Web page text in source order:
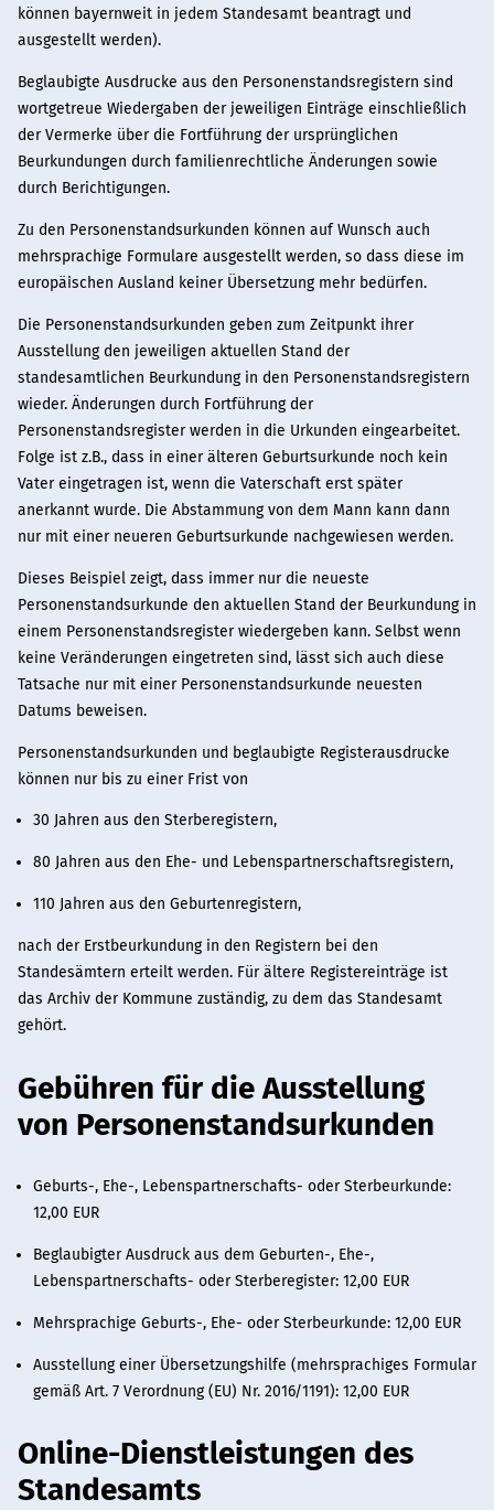
können bayernweit in jedem Standesamt beantragt und
ausgestellt werden).
Beglaubigte Ausdrucke aus den Personenstandsregistern sind
wortgetreue Wiedergaben der jeweiligen Einträge einschließlich
der Vermerke über die Fortführung der ursprünglichen
Beurkundungen durch familienrechtliche Änderungen sowie
durch Berichtigungen.
Zu den Personenstandsurkunden können auf Wunsch auch
mehrsprachige Formulare ausgestellt werden, so dass diese im
europäischen Ausland keiner Übersetzung mehr bedürfen.
Die Personenstandsurkunden geben zum Zeitpunkt ihrer
Ausstellung den jeweiligen aktuellen Stand der
standesamtlichen Beurkundung in den Personenstandsregistern
wieder. Änderungen durch Fortführung der
Personenstandsregister werden in die Urkunden eingearbeitet.
Folge ist z.B., dass in einer älteren Geburtsurkunde noch kein
Vater eingetragen ist, wenn die Vaterschaft erst später
anerkannt wurde. Die Abstammung von dem Mann kann dann
nur mit einer neueren Geburtsurkunde nachgewiesen werden.
Dieses Beispiel zeigt, dass immer nur die neueste
Personenstandsurkunde den aktuellen Stand der Beurkundung in
einem Personenstandsregister wiedergeben kann. Selbst wenn
keine Veränderungen eingetreten sind, lässt sich auch diese
Tatsache nur mit einer Personenstandsurkunde neuesten
Datums beweisen.
Personenstandsurkunden und beglaubigte Registerausdrucke
können nur bis zu einer Frist von
30 Jahren aus den Sterberegistern,
80 Jahren aus den Ehe- und Lebenspartnerschaftsregistern,
110 Jahren aus den Geburtenregistern,
nach der Erstbeurkundung in den Registern bei den
Standesämtern erteilt werden. Für ältere Registereinträge ist
das Archiv der Kommune zuständig, zu dem das Standesamt
gehört.
Gebühren für die Ausstellung
von Personenstandsurkunden
Geburts-, Ehe-, Lebenspartnerschafts- oder Sterbeurkunde:
12,00 EUR
Beglaubigter Ausdruck aus dem Geburten-, Ehe-,
Lebenspartnerschafts- oder Sterberegister: 12,00 EUR
Mehrsprachige Geburts-, Ehe- oder Sterbeurkunde: 12,00 EUR
Ausstellung einer Übersetzungshilfe (mehrsprachiges Formular
gemäß Art. 7 Verordnung (EU) Nr. 2016/1191): 12,00 EUR
Online-Dienstleistungen des
Standesamts